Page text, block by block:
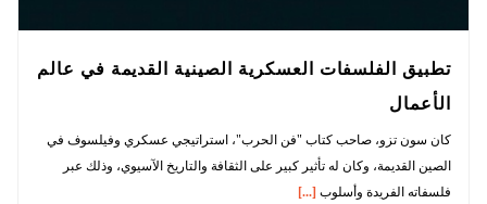
تطبيق الفلسفات العسكرية الصينية القديمة في عالم
الأعمال
كان سون تزو، صاحب كتاب "فن الحرب"، استراتيجي عسكري وفيلسوف في
الصين القديمة، وكان له تأثير كبير على الثقافة والتاريخ الآسيوي، وذلك عبر
فلسفاته الفريدة وأسلوب [...]